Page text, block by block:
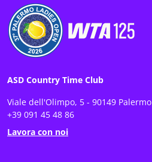
ASD Country Time Club
Viale dell'Olimpo, 5 - 90149 Palermo
+39 091 45 48 86
Lavora con noi